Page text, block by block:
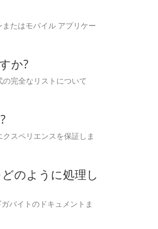
たはモバイル アプリケー
か?
完全なリストについて
スペリエンスを保証しま
のように処理し
バイトのドキュメントま